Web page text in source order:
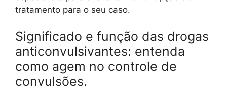
tratamento para o seu caso.
Significado e função das drogas
anticonvulsivantes: entenda
como agem no controle de
convulsões.